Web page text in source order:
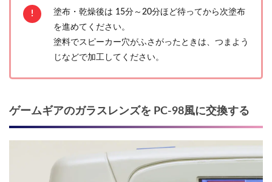
塗布・乾燥後は 15分～20分ほど待ってから次塗布
を進めてください。
塗料でスピーカー穴がふさがったときは、つまよう
じなどで加工してください。
ゲームギアのガラスレンズを PC-98風に交換する